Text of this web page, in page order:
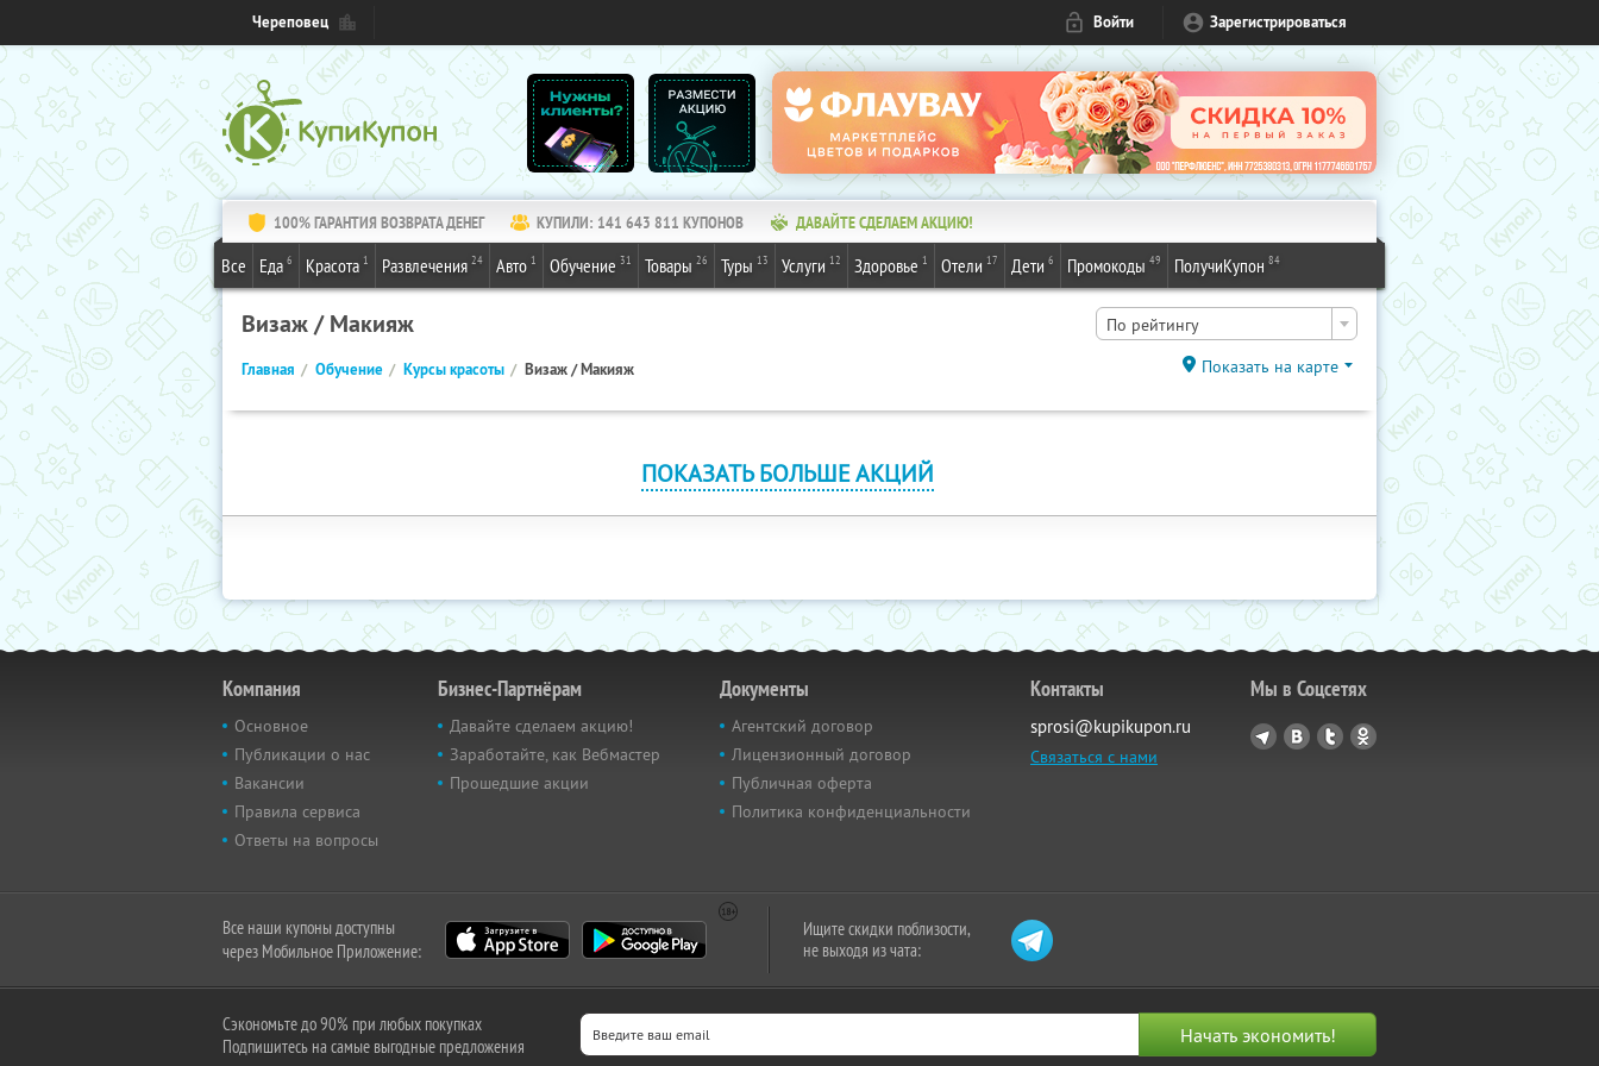
Череповец Войти Зарегистрироваться
100% ГАРАНТИЯ ВОЗВРАТА ДЕНЕГ КУПИЛИ: 141 643 811 КУПОНОВ ДАВАЙТЕ СДЕЛАЕМ АКЦИЮ!
Все Еда 6 Красота 1 Развлечения 24 Авто 1 Обучение 31 Товары 26 Туры 13 Услуги 12 Здоровье 1 Отели 17 Дети 6 Промокоды 49 ПолучиКупон 84
Визаж / Макияж По рейтингу
Главная Обучение Курсы красоты Визаж / Макияж Показать на карте
ПОКАЗАТЬ БОЛЬШЕ АКЦИЙ
Компания
Основное
Публикации о нас
Вакансии
Правила сервиса
Ответы на вопросы
Бизнес-Партнёрам
Давайте сделаем акцию!
Заработайте, как Вебмастер
Прошедшие акции
Документы
Агентский договор
Лицензионный договор
Публичная оферта
Политика конфиденциальности
Контакты
sprosi@kupikupon.ru
Связаться с нами
Мы в Соцсетях
Все наши купоны доступны
через Мобильное Приложение:
Ищите скидки поблизости,
не выходя из чата:
Сэкономьте до 90% при любых покупках
Подпишитесь на самые выгодные предложения